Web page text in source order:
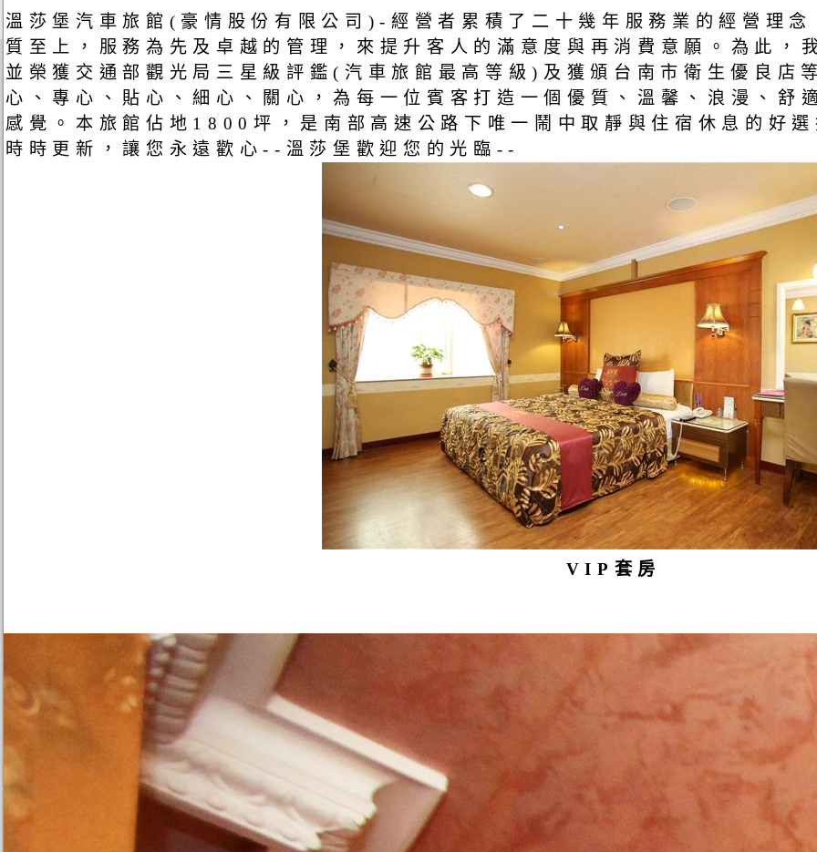
溫莎堡汽車旅館(豪情股份有限公司)-經營者累積了二十幾年服務業的經營理
質至上，服務為先及卓越的管理，來提升客人的滿意度與再消費意願。為此，
並榮獲交通部觀光局三星級評鑑(汽車旅館最高等級)及獲頒台南市衛生優良店
心、專心、貼心、細心、關心，為每一位賓客打造一個優質、溫馨、浪漫、舒
感覺。本旅館佔地1800坪，是南部高速公路下唯一鬧中取靜與住宿休息的好
時時更新，讓您永遠歡心--溫莎堡歡迎您的光臨--
VIP套房